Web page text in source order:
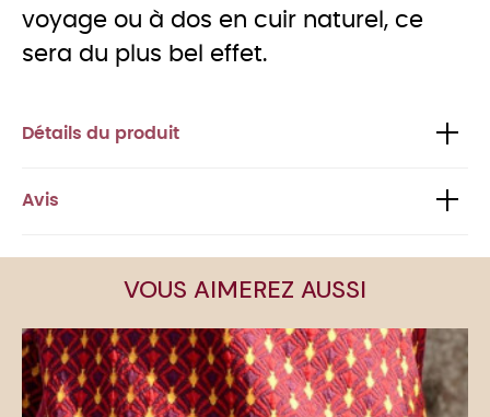
voyage ou à dos en cuir naturel, ce
sera du plus bel effet.
Détails du produit
Avis
VOUS AIMEREZ AUSSI